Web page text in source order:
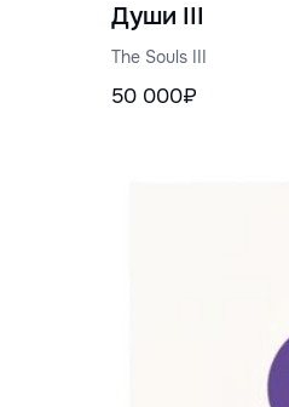
Души III
The Souls III
50 000₽